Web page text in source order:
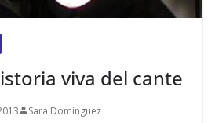
viva del cante
Sara Domínguez